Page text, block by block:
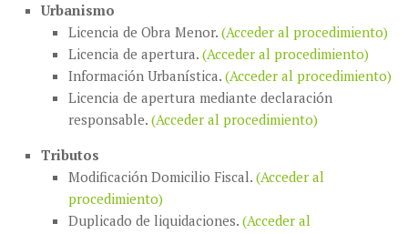
Urbanismo
Licencia de Obra Menor. (Acceder al procedimiento)
Licencia de apertura. (Acceder al procedimiento)
Información Urbanística. (Acceder al procedimiento)
Licencia de apertura mediante declaración
responsable. (Acceder al procedimiento)
Tributos
Modificación Domicilio Fiscal. (Acceder al
procedimiento)
Duplicado de liquidaciones. (Acceder al